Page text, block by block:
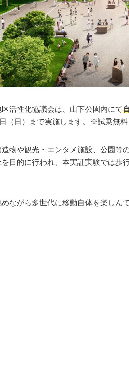
活性化協議会は、山下公園内にて
（日）まで実施します。※試乗無料
物や観光・エンタメ施設、公園等
目的に行われ、本実証実験では歩
ながら多世代に移動自体を楽しん